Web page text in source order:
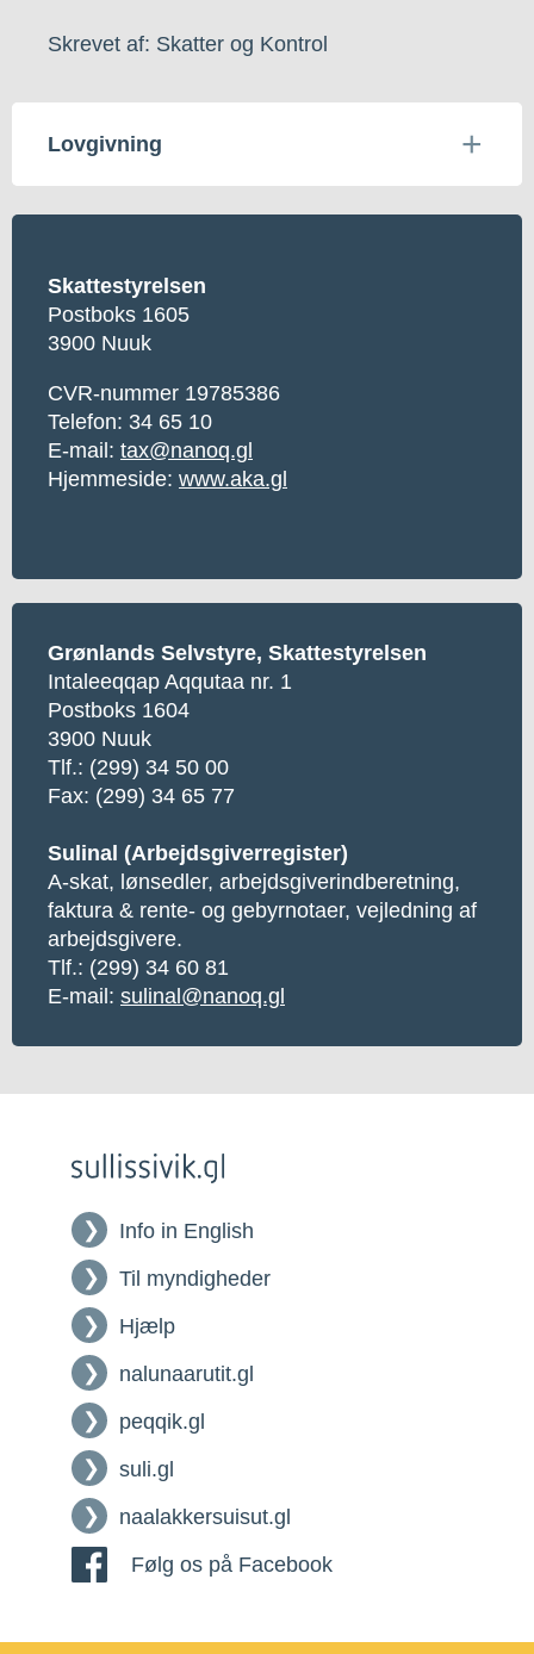
Skrevet af: Skatter og Kontrol
Lovgivning
Skattestyrelsen
Postboks 1605
3900 Nuuk
CVR-nummer 19785386
Telefon: 34 65 10
E-mail: tax@nanoq.gl
Hjemmeside: www.aka.gl
Grønlands Selvstyre, Skattestyrelsen
Intaleeqqap Aqqutaa nr. 1
Postboks 1604
3900 Nuuk
Tlf.: (299) 34 50 00
Fax: (299) 34 65 77
Sulinal (Arbejdsgiverregister)
A-skat, lønsedler, arbejdsgiverindberetning,
faktura & rente- og gebyrnotaer, vejledning af
arbejdsgivere.
Tlf.: (299) 34 60 81
E-mail: sulinal@nanoq.gl
Info in English
Til myndigheder
Hjælp
nalunaarutit.gl
peqqik.gl
suli.gl
naalakkersuisut.gl
Følg os på Facebook